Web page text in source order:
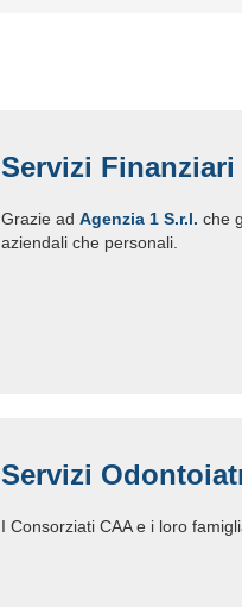
Servizi
Grazie ad Agenzia 1 S.r.l. che
aziendali che personali.
Servizi
I Consorziati CAA e i loro